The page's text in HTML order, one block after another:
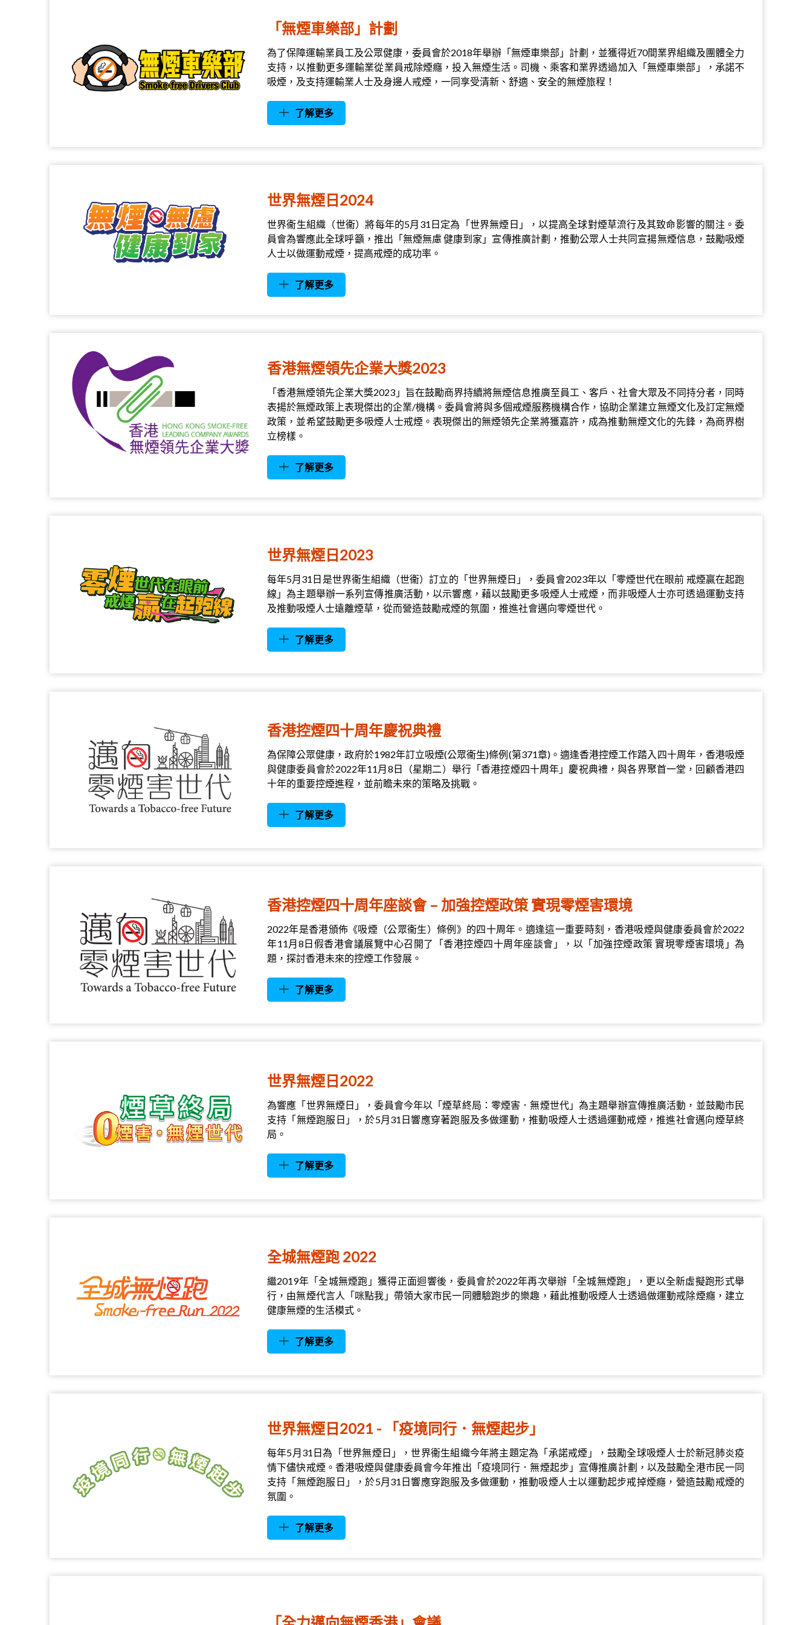
「無煙車樂部」計劃
為了保障運輸業員工及公眾健康，委員會於2018年舉辦「無煙車樂部」計劃，並獲得近70間業界組織及團體全力
支持，以推動更多運輸業從業員戒除煙癮，投入無煙生活。司機、乘客和業界透過加入「無煙車樂部」，承諾不
吸煙，及支持運輸業人士及身邊人戒煙，一同享受清新、舒適、安全的無煙旅程！
了解更多
世界無煙日2024
世界衞生組織（世衞）將每年的5月31日定為「世界無煙日」，以提高全球對煙草流行及其致命影響的關注。委
員會為響應此全球呼籲，推出「無煙無慮 健康到家」宣傳推廣計劃，推動公眾人士共同宣揚無煙信息，鼓勵吸煙
人士以做運動戒煙，提高戒煙的成功率。
了解更多
香港無煙領先企業大獎2023
「香港無煙領先企業大獎2023」旨在鼓勵商界持續將無煙信息推廣至員工、客戶、社會大眾及不同持分者，同時
表揚於無煙政策上表現傑出的企業/機構。委員會將與多個戒煙服務機構合作，協助企業建立無煙文化及訂定無煙
政策，並希望鼓勵更多吸煙人士戒煙。表現傑出的無煙領先企業將獲嘉許，成為推動無煙文化的先鋒，為商界樹
立榜樣。
了解更多
世界無煙日2023
每年5月31日是世界衞生組織（世衞）訂立的「世界無煙日」，委員會2023年以「零煙世代在眼前 戒煙贏在起跑
線」為主題舉辦一系列宣傳推廣活動，以示響應，藉以鼓勵更多吸煙人士戒煙，而非吸煙人士亦可透過運動支持
及推動吸煙人士遠離煙草，從而營造鼓勵戒煙的氛圍，推進社會邁向零煙世代。
了解更多
香港控煙四十周年慶祝典禮
為保障公眾健康，政府於1982年訂立吸煙(公眾衞生)條例(第371章)。適逢香港控煙工作踏入四十周年，香港吸煙
與健康委員會於2022年11月8日（星期二）舉行「香港控煙四十周年」慶祝典禮，與各界聚首一堂，回顧香港四
十年的重要控煙進程，並前瞻未來的策略及挑戰。
了解更多
香港控煙四十周年座談會 – 加強控煙政策 實現零煙害環境
2022年是香港頒佈《吸煙（公眾衞生）條例》的四十周年。適逢這一重要時刻，香港吸煙與健康委員會於2022
年11月8日假香港會議展覽中心召開了「香港控煙四十周年座談會」，以「加強控煙政策 實現零煙害環境」為
題，探討香港未來的控煙工作發展。
了解更多
世界無煙日2022
為響應「世界無煙日」，委員會今年以「煙草終局：零煙害．無煙世代」為主題舉辦宣傳推廣活動，並鼓勵市民
支持「無煙跑服日」，於5月31日響應穿著跑服及多做運動，推動吸煙人士透過運動戒煙，推進社會邁向煙草終
局。
了解更多
全城無煙跑 2022
繼2019年「全城無煙跑」獲得正面迴響後，委員會於2022年再次舉辦「全城無煙跑」，更以全新虛擬跑形式舉
行，由無煙代言人「咪點我」帶領大家市民一同體驗跑步的樂趣，藉此推動吸煙人士透過做運動戒除煙癮，建立
健康無煙的生活模式。
了解更多
世界無煙日2021 - 「疫境同行．無煙起步」
每年5月31日為「世界無煙日」，世界衞生組織今年將主題定為「承諾戒煙」，鼓勵全球吸煙人士於新冠肺炎疫
情下儘快戒煙。香港吸煙與健康委員會今年推出「疫境同行．無煙起步」宣傳推廣計劃，以及鼓勵全港市民一同
支持「無煙跑服日」，於5月31日響應穿跑服及多做運動，推動吸煙人士以運動起步戒掉煙癮，營造鼓勵戒煙的
氛圍。
了解更多